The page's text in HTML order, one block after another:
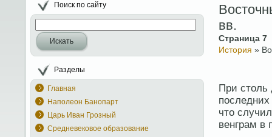
Поиск по сайту
Искать
Разделы
Главная
Наполеон Банопарт
Царь Иван Грозный
Средневековое образование
вв.
Страница 7
История »
При столь
что
венграм в